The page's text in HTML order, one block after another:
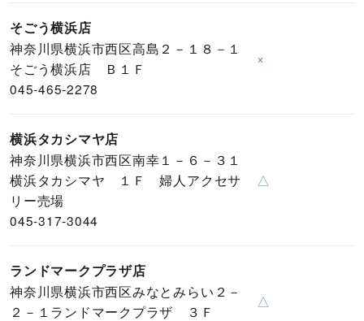
そごう横浜店
神奈川県横浜市西区高島２－１８－１
そごう横浜店 Ｂ１Ｆ
045-465-2278
×
横浜タカシマヤ店
神奈川県横浜市西区南幸１－６－３１
横浜タカシマヤ １Ｆ 婦人アクセサ
リー売場
045-317-3044
△
ランドマークプラザ店
神奈川県横浜市西区みなとみらい２－
２－１ランドマークプラザ ３Ｆ
△